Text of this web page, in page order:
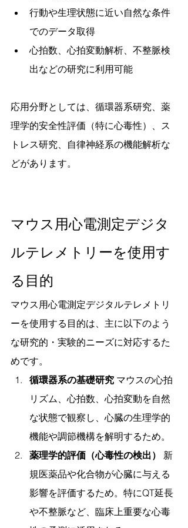
行動や生理状態に近い自然な条件
でのデータ取得
心拍数、心拍変動解析、不整脈検
出などの研究に利用可能
応用分野としては、循環器系研究、薬
理学的安全性評価（特に心毒性）、ス
トレス研究、自律神経系の機能解析な
どがあります。
マウス用心電測定デジタ
ルテレメトリーを使用す
る目的
マウス用心電測定デジタルテレメトリ
ーを使用する目的は、主に以下のよう
な研究的・実験的ニーズに対応するた
めです。
循環器系の基礎研究 マウスの心拍
リズム、心拍数、心拍変動を自然
な状態で観察し、心臓の生理学的
機能や調節機構を解明するため。
薬理学的評価（心毒性の検出）
新
規医薬品や化合物が心臓に与える
影響を評価するため。特にQT延長
や不整脈など、臨床上重要な心毒